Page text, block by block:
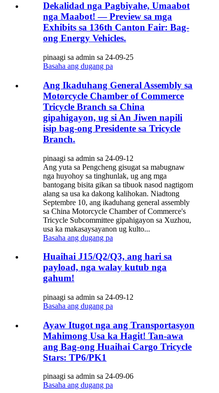
Dekalidad nga Pagbiyahe, Umaabot
nga Maabot! — Preview sa mga
Exhibits sa 136th Canton Fair: Bag-
ong Energy Vehicles.
pinaagi sa admin sa 24-09-25
Basaha ang dugang pa
Ang Ikaduhang General Assembly sa
Motorcycle Chamber of Commerce
Tricycle Branch sa China
gipahigayon, ug si An Jiwen napili
isip bag-ong Presidente sa Tricycle
Branch.
pinaagi sa admin sa 24-09-12
Ang yuta sa Pengcheng gisugat sa mabugnaw
nga huyohoy sa tinghunlak, ug ang mga
bantogang bisita gikan sa tibuok nasod nagtigom
alang sa usa ka dakong kalihokan. Niadtong
Septembre 10, ang ikaduhang general assembly
sa China Motorcycle Chamber of Commerce's
Tricycle Subcommittee gipahigayon sa Xuzhou,
usa ka makasaysayanon ug kulto...
Basaha ang dugang pa
Huaihai J15/Q2/Q3, ang hari sa
payload, nga walay kutub nga
gahum!
pinaagi sa admin sa 24-09-12
Basaha ang dugang pa
Ayaw Itugot nga ang Transportasyon
Mahimong Usa ka Hagit! Tan-awa
ang Bag-ong Huaihai Cargo Tricycle
Stars: TP6/PK1
pinaagi sa admin sa 24-09-06
Basaha ang dugang pa